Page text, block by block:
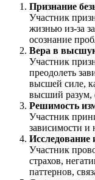
Признание
Участник
жизнью из-за
осознание
Вера в
Участник
преодолеть
высшей силе,
высший разум,
Решимость
Участник
зависимости и
Исследование
Участник
страхов,
паттернов,